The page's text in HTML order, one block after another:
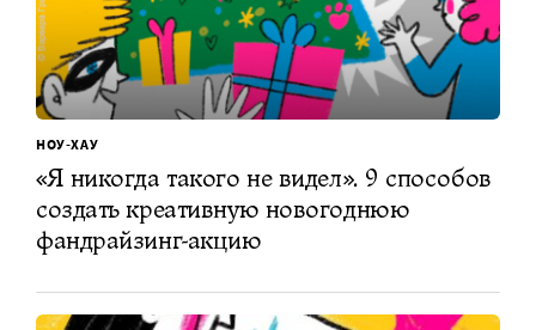
НОУ-ХАУ
«Я никогда такого не видел». 9 способов
создать креативную новогоднюю
фандрайзинг-акцию